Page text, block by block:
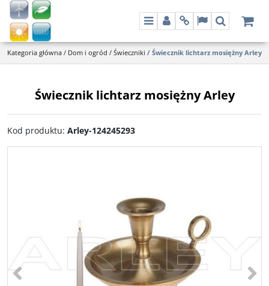
MenuPanelInfoLangSzukaj
Kategoria główna / Dom i ogród / Świeczniki / Świecznik lichtarz mosiężny Arley
Świecznik lichtarz mosiężny Arley
Kod produktu: Arley-124245293
<